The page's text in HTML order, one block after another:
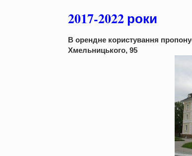
2017-2022 роки
В орендне користування
Хмельницького, 95